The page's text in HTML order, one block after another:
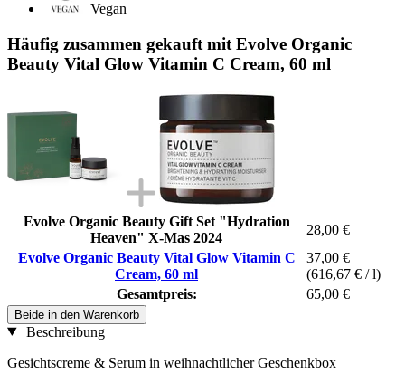
Vegan
Häufig zusammen gekauft mit Evolve Organic
Beauty Vital Glow Vitamin C Cream, 60 ml
Evolve Organic Beauty Gift Set "Hydration
Heaven" X-Mas 2024
28,00 €
Evolve Organic Beauty Vital Glow Vitamin C
Cream, 60 ml
37,00 €
(616,67 € / l)
Gesamtpreis:
65,00 €
Beide in den Warenkorb
Beschreibung
Gesichtscreme & Serum in weihnachtlicher Geschenkbox